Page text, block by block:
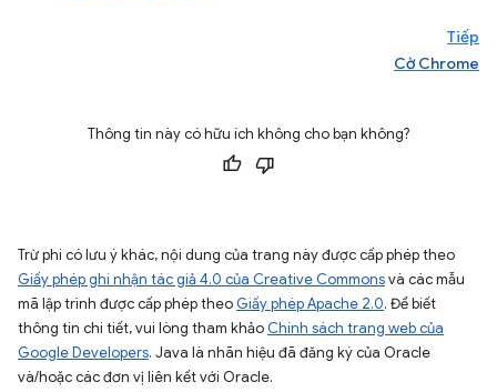
Tiếp
Cờ Chrome
Thông tin này có hữu ích không cho bạn không?
Trừ phi có lưu ý khác, nội dung của trang này được cấp phép theo
Giấy phép ghi nhận tác giả 4.0 của Creative Commonsvà các mẫu
mã lập trình được cấp phép theo Giấy phép Apache 2.0. Để biết
thông tin chi tiết, vui lòng tham khảo Chính sách trang web của
Google Developers. Java là nhãn hiệu đã đăng ký của Oracle
và/hoặc các đơn vị liên kết với Oracle.